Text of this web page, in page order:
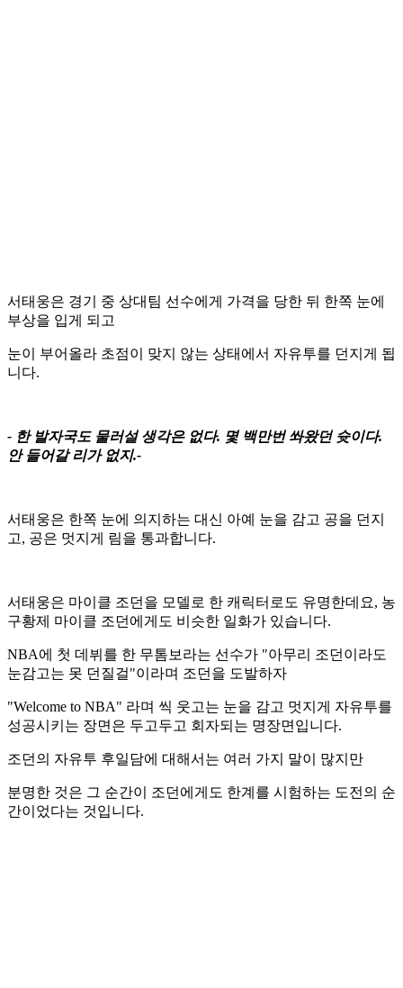
서태웅은 경기 중 상대팀 선수에게 가격을 당한 뒤 한쪽 눈에
부상을 입게 되고
눈이 부어올라 초점이 맞지 않는 상태에서 자유투를 던지게 됩
니다.
- 한 발자국도 물러설 생각은 없다. 몇 백만번 쏴왔던 슛이다.
안 들어갈 리가 없지.-
서태웅은 한쪽 눈에 의지하는 대신 아예 눈을 감고 공을 던지
고, 공은 멋지게 림을 통과합니다.
서태웅은 마이클 조던을 모델로 한 캐릭터로도 유명한데요, 농
구황제 마이클 조던에게도 비슷한 일화가 있습니다.
NBA에 첫 데뷔를 한 무톰보라는 선수가 "아무리 조던이라도
눈감고는 못 던질걸"이라며 조던을 도발하자
"Welcome to NBA" 라며 씩 웃고는 눈을 감고 멋지게 자유투를
성공시키는 장면은 두고두고 회자되는 명장면입니다.
조던의 자유투 후일담에 대해서는 여러 가지 말이 많지만
분명한 것은 그 순간이 조던에게도 한계를 시험하는 도전의 순
간이었다는 것입니다.